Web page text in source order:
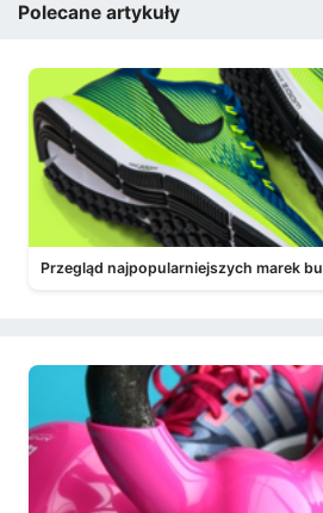
Polecane artykuły
Przegląd najpopularniejszych marek